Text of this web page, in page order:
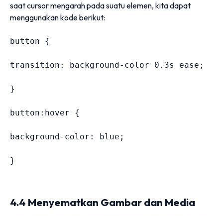
saat cursor mengarah pada suatu elemen, kita dapat
menggunakan kode berikut:
button {
transition : background-color 0.3s ease ;
}
button :hover {
background-color : blue ;
}
4.4 Menyematkan Gambar dan Media